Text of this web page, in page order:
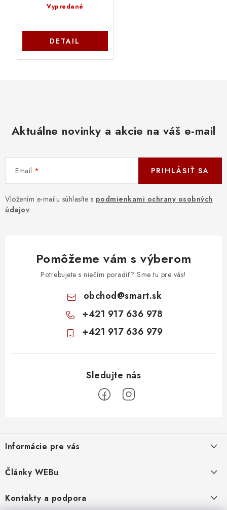
Vypredané
DETAIL
Aktuálne novinky a akcie na váš e-mail
Email
Vložením e-mailu súhlasíte s podmienkami ochrany osobných
údajov
PRIHLÁSIŤ SA
Pomôžeme vám s výberom
Potrebujete s niečím poradiť? Sme tu pre vás!
obchod@smart.sk
+421 917 636 978
+421 917 636 979
p
ä
Informácie pre vás
Obchodné podmienky
Moja objednávka
Články WEBu
Dôležité oznamy
16.6.2026
Kontakty a podpora